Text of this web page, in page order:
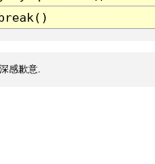
感歉意.